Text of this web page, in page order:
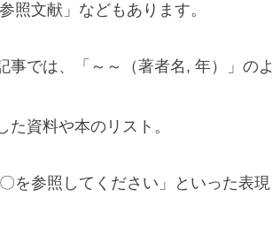
照文献」などもあります。
では、「～～（著者名, 年）」のよ
資料や本のリスト。
を参照してください」といった表現